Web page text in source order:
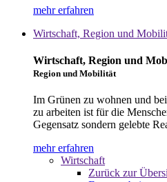
mehr erfahren
Wirtschaft, Region und
Wirtschaft, Region und
Region und Mobilität
Im Grünen zu wohnen und
zu arbeiten ist für die
Gegensatz sondern gelebte
mehr erfahren
Wirtschaft
Zurück zur